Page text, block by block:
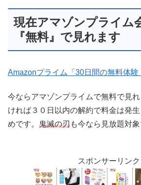
現在アマゾンプライム
『無料』で見れます
Amazonプライム「30日間の無料体験
今ならアマゾンプライムで無料で見
ければ３０日以内の解約で料金は発
めです。 鬼滅の刃も今なら見放題対
スポンサーリンク